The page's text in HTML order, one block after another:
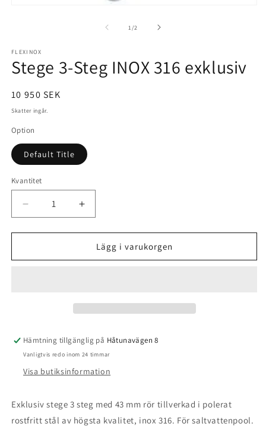
1/av2
FLEXINOX
Stege 3-Steg INOX 316 exklusiv
Ordinarie
pris
10 950 SEK
Skatter ingår.
Option
Default Title
Kvantitet
Minska
kvantitet
för
3-
Öka
kvantitet
för
Stege
3-
Lägg i varukorgen
Hämtning tillgänglig på Håtunavägen 8
Vanligtvis redo inom 24 timmar
Visa butiksinformation
Exklusiv stege 3 steg med 43 mm rör tillverkad i polerat
rostfritt stål av högsta kvalitet, inox 316. För saltvattenpool.